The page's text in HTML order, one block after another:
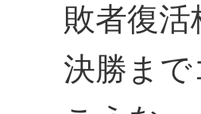
敗者復
決勝ま